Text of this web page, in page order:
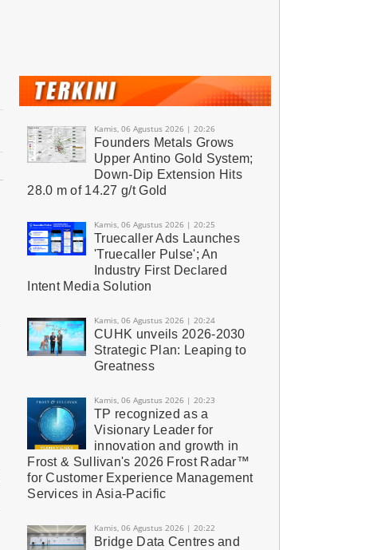
Kamis, 06 Agustus 2026 | 20:26
Founders Metals Grows
Upper Antino Gold System;
Down-Dip Extension Hits
28.0 m of 14.27 g/t Gold
Kamis, 06 Agustus 2026 | 20:25
Truecaller Ads Launches
'Truecaller Pulse'; An
Industry First Declared
Intent Media Solution
Kamis, 06 Agustus 2026 | 20:24
CUHK unveils 2026-2030
Strategic Plan: Leaping to
Greatness
Kamis, 06 Agustus 2026 | 20:23
TP recognized as a
Visionary Leader for
innovation and growth in
Frost & Sullivan's 2026 Frost Radar™
for Customer Experience Management
Services in Asia-Pacific
Kamis, 06 Agustus 2026 | 20:22
Bridge Data Centres and